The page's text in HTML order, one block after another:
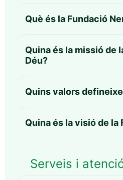
Què és la Fundació
Quina és la missió de
Déu?
Quins valors
Quina és la visió de la
Serveis i